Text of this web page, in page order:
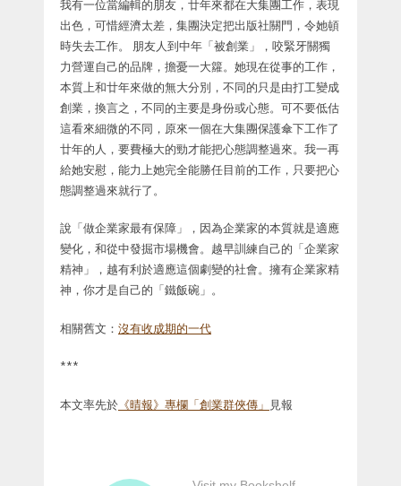
我有一位當編輯的朋友，廿年來都在大集團工作，表現
出色，可惜經濟太差，集團決定把出版社關門，令她頓
時失去工作。 朋友人到中年「被創業」，咬緊牙關獨
力營運自己的品牌，擔憂一大籮。她現在從事的工作，
本質上和廿年來做的無大分別，不同的只是由打工變成
創業，換言之，不同的主要是身份或心態。可不要低估
這看來細微的不同，原來一個在大集團保護傘下工作了
廿年的人，要費極大的勁才能把心態調整過來。我一再
給她安慰，能力上她完全能勝任目前的工作，只要把心
態調整過來就行了。
說「做企業家最有保障」，因為企業家的本質就是適應
變化，和從中發掘市場機會。越早訓練自己的「企業家
精神」，越有利於適應這個劇變的社會。擁有企業家精
神，你才是自己的「鐵飯碗」。
相關舊文： 沒有收成期的一代
***
本文率先於 《晴報》專欄「創業群俠傳」 見報